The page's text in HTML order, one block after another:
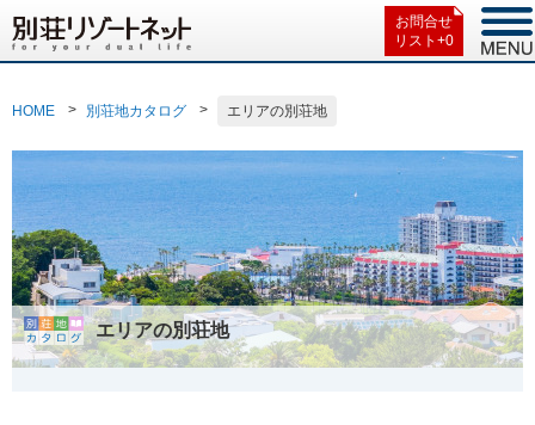
お問合せ
リスト+0
HOME 別荘地カタログ エリアの別荘地
エリアの別荘地